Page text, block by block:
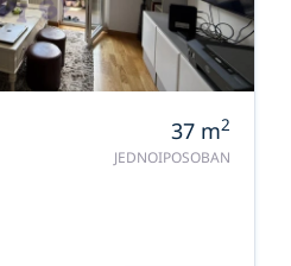
37 m2
JEDNOIPOSOBAN